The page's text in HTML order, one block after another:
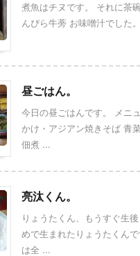
煮魚はチヌです。 それに茶
んぴら牛蒡 お味噌汁でした。
昼ごはん。
今日の昼ごはんです。 メニ
かけ・アジアン焼きそば 青
佃煮 ...
亮汰くん。
りょうたくん、もうすぐ生
めで生まれたりょうたくん
は全 ...